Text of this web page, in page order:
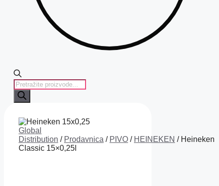
PRODUCTS
SEARCH
Global
Distribution / Prodavnica / PIVO / HEINEKEN / Heineken
Classic 15×0,25l